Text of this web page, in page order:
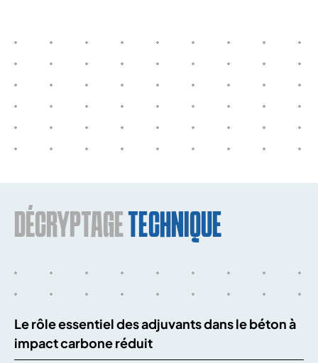
DÉCRYPTAGE TECHNIQUE
Le rôle essentiel des adjuvants dans le béton à
impact carbone réduit